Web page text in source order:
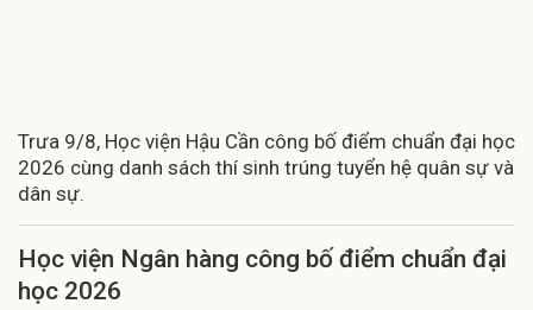
Trưa 9/8, Học viện Hậu Cần công bố điểm chuẩn đại học
2026 cùng danh sách thí sinh trúng tuyển hệ quân sự và
dân sự.
Học viện Ngân hàng công bố điểm chuẩn đại
học 2026